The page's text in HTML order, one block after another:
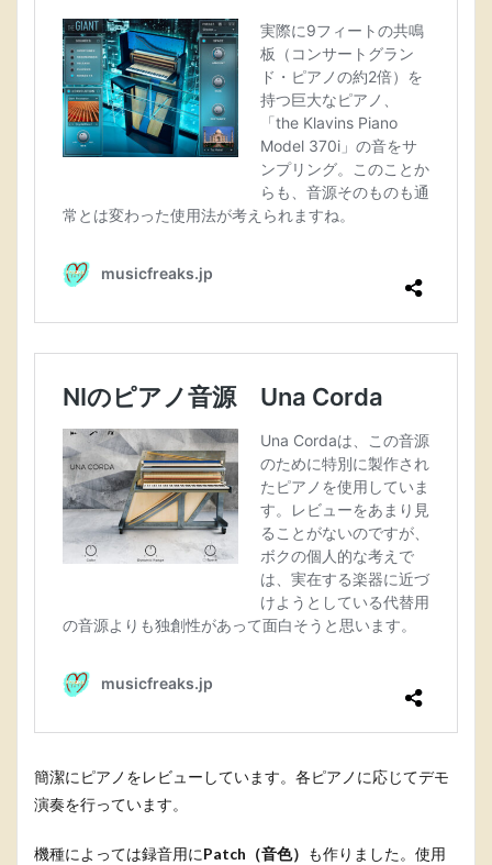
簡潔にピアノをレビューしています。各ピアノに応じてデモ
演奏を行っています。
機種によっては録音用にPatch（音色） も作りました。使用